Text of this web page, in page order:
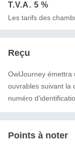
T.V.A. 5 %
Les tarifs des
Reçu
OwlJourney émettra
ouvrables suivant la
numéro
Points à noter